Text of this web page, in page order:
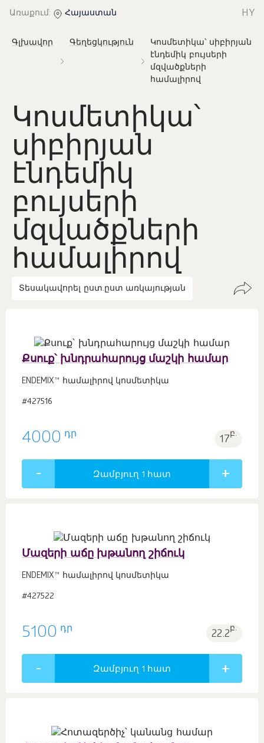
Առաքում: Հայաստան HY
Գլխավոր Գեղեցկություն
Կոսմետիկա՝ սիբիրյան
էնդեմիկ բույսերի
մզվածքների
համալիրով
Կոսմետիկա՝
սիբիրյան
էնդեմիկ
բույսերի
մզվածքների
համալիրով
Տեսակավորել ըստ.ըստ առկայության
Քսուք՝ խնդրահարույց մաշկի համար
ENDEMIX™ համալիրով կոսմետիկա
#427516
4000 դր 17բ.
Զամբյուղ 1 հատ
Մազերի աճը խթանող շիճուկ
ENDEMIX™ համալիրով կոսմետիկա
#427522
5100 դր 22.2բ.
Զամբյուղ 1 հատ